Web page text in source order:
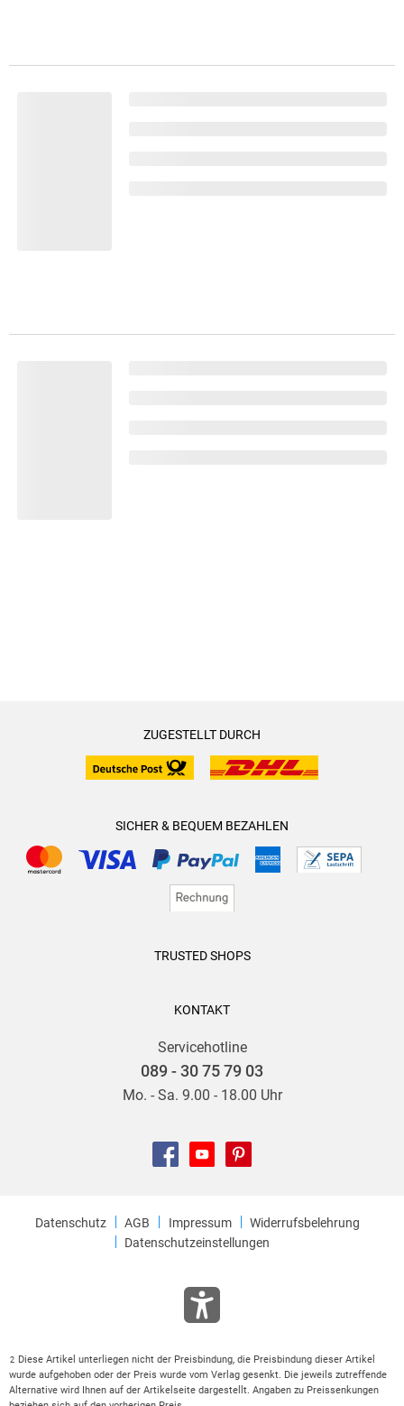
ZUGESTELLT DURCH
SICHER & BEQUEM BEZAHLEN
TRUSTED SHOPS
KONTAKT
Servicehotline
089 - 30 75 79 03
Mo. - Sa. 9.00 - 18.00 Uhr
Datenschutz AGB Impressum
Widerrufsbelehrung
Datenschutzeinstellungen
2
Diese Artikel unterliegen nicht der Preisbindung, die Preisbindung dieser Artikel
wurde aufgehoben oder der Preis wurde vom Verlag gesenkt. Die jeweils zutreffende
Alternative wird Ihnen auf der Artikelseite dargestellt. Angaben zu Preissenkungen